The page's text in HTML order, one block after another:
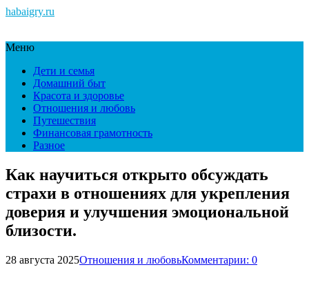
habaigry.ru
Меню
Дети и семья
Домашний быт
Красота и здоровье
Отношения и любовь
Путешествия
Финансовая грамотность
Разное
Как научиться открыто обсуждать
страхи в отношениях для укрепления
доверия и улучшения эмоциональной
близости.
28 августа 2025Отношения и любовьКомментарии: 0